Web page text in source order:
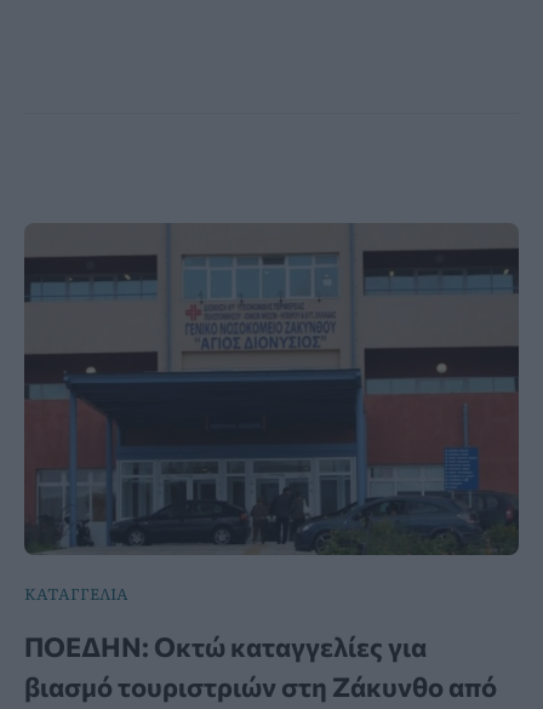
ΚΑΤΑΓΓΕΛΙΑ
ΠΟΕΔΗΝ: Οκτώ καταγγελίες για
βιασμό τουριστριών στη Ζάκυνθο από